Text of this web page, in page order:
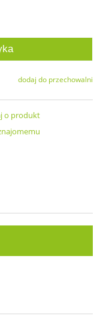
dodaj do przechowalni
o produkt